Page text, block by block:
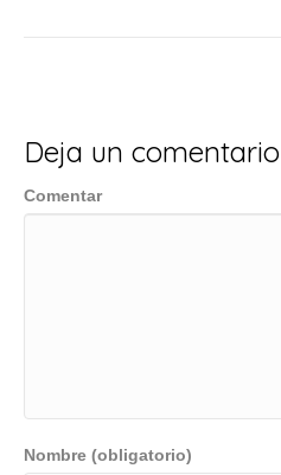
Deja un comentario
Comentar
Nombre (obligatorio)